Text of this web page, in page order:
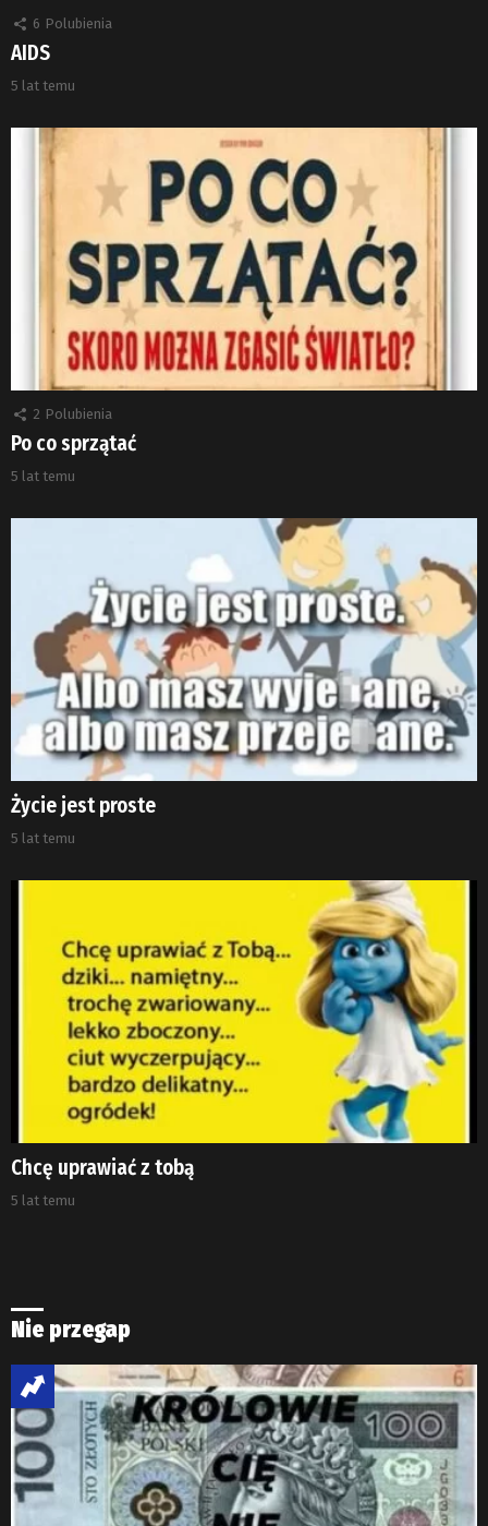
6 Polubienia
AIDS
5 lat temu
2 Polubienia
Po co sprzątać
5 lat temu
Życie jest proste
5 lat temu
Chcę uprawiać z tobą
5 lat temu
Nie przegap